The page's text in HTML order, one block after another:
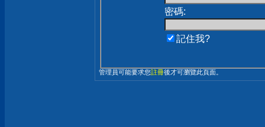
密碼:
記住我?
管理員可能要求您註冊後才可瀏覽此頁面。